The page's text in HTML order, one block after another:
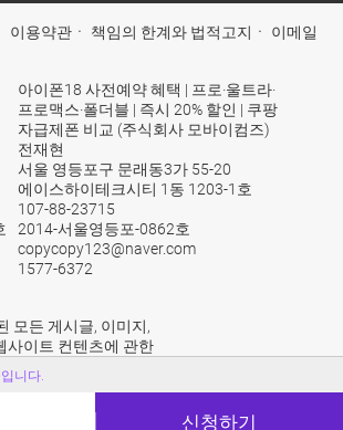
니다.
이용약관 ㆍ 책임의 한계와 법적고지 ㆍ 이메일
아이폰18 사전예약 혜택 | 프로·울트라·
프로맥스·폴더블 | 즉시 20% 할인 | 쿠팡
자급제폰 비교 (주식회사 모바이컴즈)
전재현
서울 영등포구 문래동3가 55-20
에이스하이테크시티 1동 1203-1호
107-88-23715
2014-서울영등포-0862호
copycopy123@naver.com
1577-6372
모든 게시글, 이미지,
사이트 컨텐츠에 관한
으며 누구든지 본사의
무단 배포 및 전재할수
우 민형사상의 책임을
립니다.